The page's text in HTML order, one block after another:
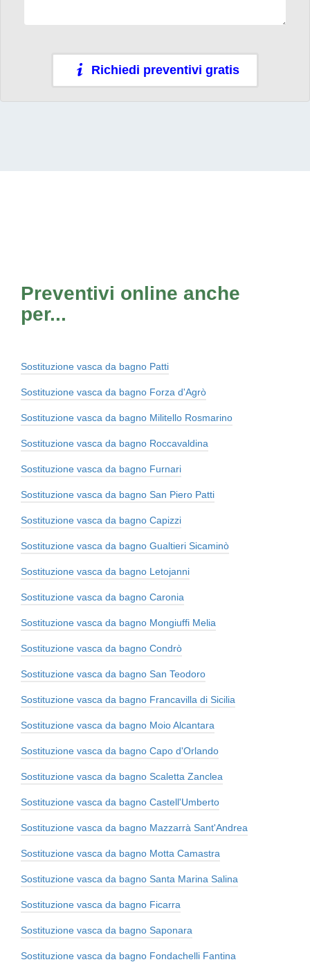
Richiedi preventivi gratis
Preventivi online anche
per...
Sostituzione vasca da bagno Patti
Sostituzione vasca da bagno Forza d'Agrò
Sostituzione vasca da bagno Militello Rosmarino
Sostituzione vasca da bagno Roccavaldina
Sostituzione vasca da bagno Furnari
Sostituzione vasca da bagno San Piero Patti
Sostituzione vasca da bagno Capizzi
Sostituzione vasca da bagno Gualtieri Sicaminò
Sostituzione vasca da bagno Letojanni
Sostituzione vasca da bagno Caronia
Sostituzione vasca da bagno Mongiuffi Melia
Sostituzione vasca da bagno Condrò
Sostituzione vasca da bagno San Teodoro
Sostituzione vasca da bagno Francavilla di Sicilia
Sostituzione vasca da bagno Moio Alcantara
Sostituzione vasca da bagno Capo d'Orlando
Sostituzione vasca da bagno Scaletta Zanclea
Sostituzione vasca da bagno Castell'Umberto
Sostituzione vasca da bagno Mazzarrà Sant'Andrea
Sostituzione vasca da bagno Motta Camastra
Sostituzione vasca da bagno Santa Marina Salina
Sostituzione vasca da bagno Ficarra
Sostituzione vasca da bagno Saponara
Sostituzione vasca da bagno Fondachelli Fantina